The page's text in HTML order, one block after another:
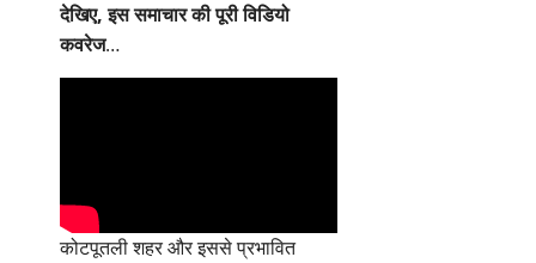
देखिए, इस समाचार की पूरी विडियो
कवरेज…
कोटपूतली शहर और इससे प्रभावित